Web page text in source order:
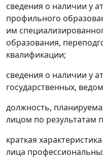
сведения о наличии у
профильного
им
образования,
квалификации;
сведения о наличии у
государственных,
должность,
лицом по результатам
краткая
лица